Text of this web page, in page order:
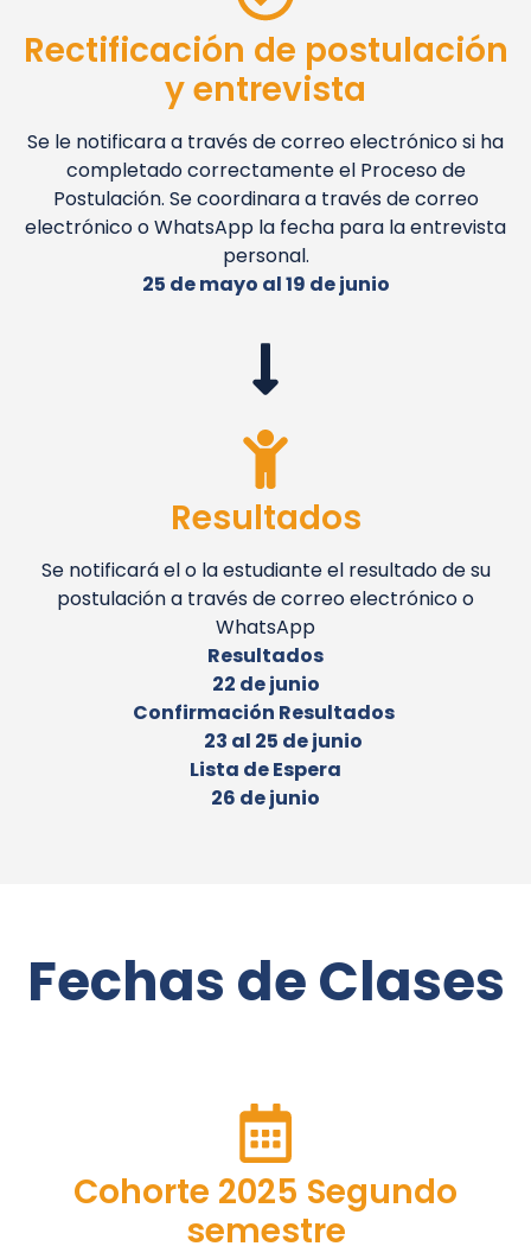
Rectificación de postulación
y entrevista
Se le notificara a través de correo electrónico si ha
completado correctamente el Proceso de
Postulación. Se coordinara a través de correo
electrónico o WhatsApp la fecha para la entrevista
personal.
25 de mayo al 19 de junio
Resultados
Se notificará el o la estudiante el resultado de su
postulación a través de correo electrónico o
WhatsApp
Resultados
22 de junio
Confirmación Resultados
23 al 25 de junio
Lista de Espera
26 de junio
Fechas de Clases
Cohorte 2025 Segundo
semestre